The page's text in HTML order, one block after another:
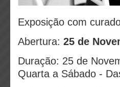
Exposição com
Abertura: 25 de
Duração: 25 de
Quarta a Sábado -